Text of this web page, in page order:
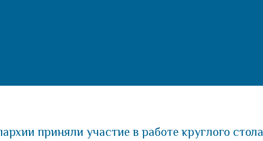
приняли участие в работе круглого стола